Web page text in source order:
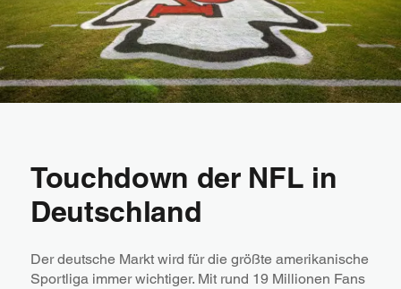
Touchdown der NFL in
Deutschland
Der deutsche Markt wird für die größte amerikanische
Sportliga immer wichtiger. Mit rund 19 Millionen Fans